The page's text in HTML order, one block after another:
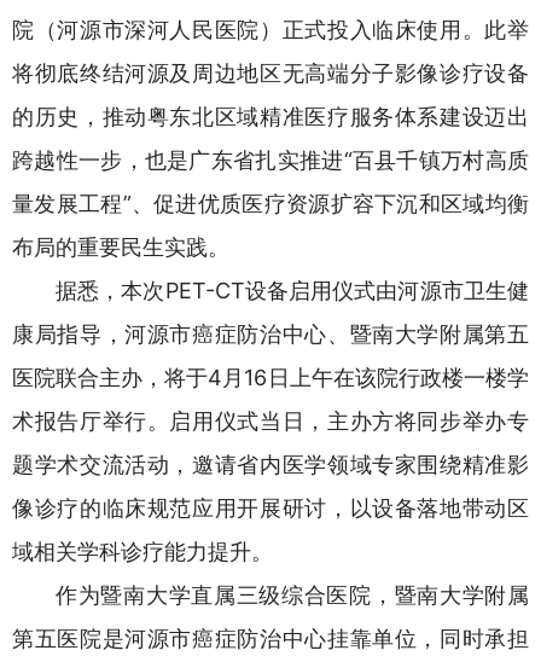
院（河源市深河人民医院）正式投入临床使用。此举
将彻底终结河源及周边地区无高端分子影像诊疗设备
的历史，推动粤东北区域精准医疗服务体系建设迈出
跨越性一步，也是广东省扎实推进“百县千镇万村高质
量发展工程”、促进优质医疗资源扩容下沉和区域均衡
布局的重要民生实践。
据悉，本次PET-CT设备启用仪式由河源市卫生健
康局指导，河源市癌症防治中心、暨南大学附属第五
医院联合主办，将于4月16日上午在该院行政楼一楼学
术报告厅举行。启用仪式当日，主办方将同步举办专
题学术交流活动，邀请省内医学领域专家围绕精准影
像诊疗的临床规范应用开展研讨，以设备落地带动区
域相关学科诊疗能力提升。
作为暨南大学直属三级综合医院，暨南大学附属
第五医院是河源市癌症防治中心挂靠单位，同时承担